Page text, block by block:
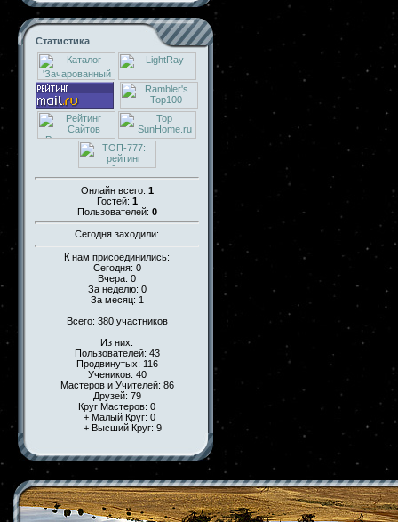
Статистика
Онлайн всего: 1
Гостей: 1
Пользователей: 0
Сегодня заходили:
К нам присоединились:
Сегодня: 0
Вчера: 0
За неделю: 0
За месяц: 1
Всего: 380 участников
Из них:
Пользователей: 43
Продвинутых: 116
Учеников: 40
Мастеров и Учителей: 86
Друзей: 79
Круг Мастеров: 0
+ Малый Круг: 0
+ Высший Круг: 9